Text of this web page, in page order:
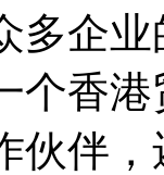
多企
个香
伙伴